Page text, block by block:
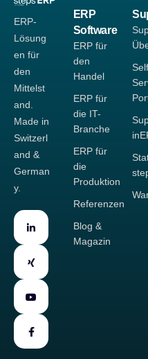
ERP-
Lösung
en für
den
Mittelst
and.
Made in
Switzerl
and &
German
y.
ERP
Software
ERP für
den
Handel
ERP für
die IT-
Branche
ERP für
die
Produktion
Referenzen
Blog &
Magazin
Self